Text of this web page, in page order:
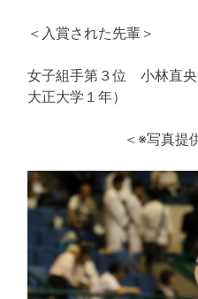
＜入賞された先輩＞
女子組手第３位 小林直央
大正大学１年）
＜※写真提